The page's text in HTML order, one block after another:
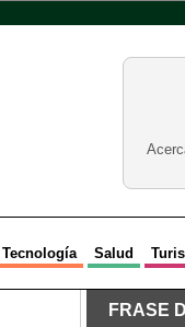
Tecnología Salud
FRASE